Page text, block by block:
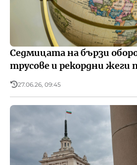
Седмицата на бързи
трусове и рекордни жеги
27.06.26, 09:45